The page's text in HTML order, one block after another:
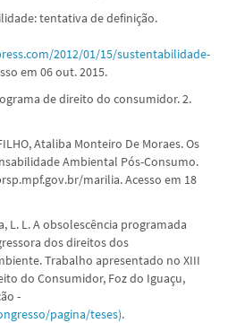
tentativa de definição.
2012/01/15/sustentabilidade-
em 06 out. 2015.
de direito do consumidor. 2.
Ataliba Monteiro De Moraes. Os
Ambiental Pós-Consumo.
marilia. Acesso em 18
L. L. A obsolescência programada
dos direitos dos
Trabalho apresentado no XIII
do Consumidor, Foz do Iguaçu,
-
pagina/teses).